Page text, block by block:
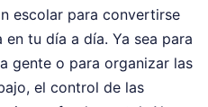
escolar para convertirse
tu día a día. Ya sea para
gente o para organizar las
el control de las